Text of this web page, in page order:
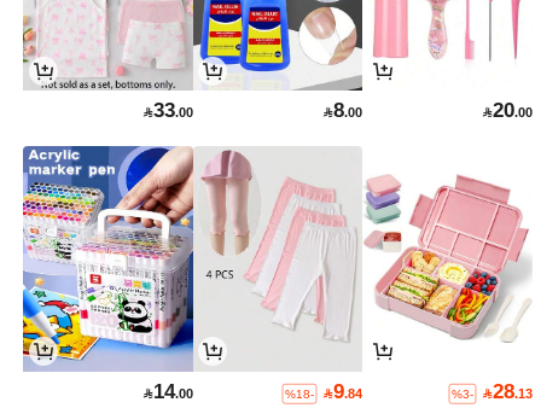
20.00
8.00
33.00
28.13
%3-
9.84
%18-
14.00